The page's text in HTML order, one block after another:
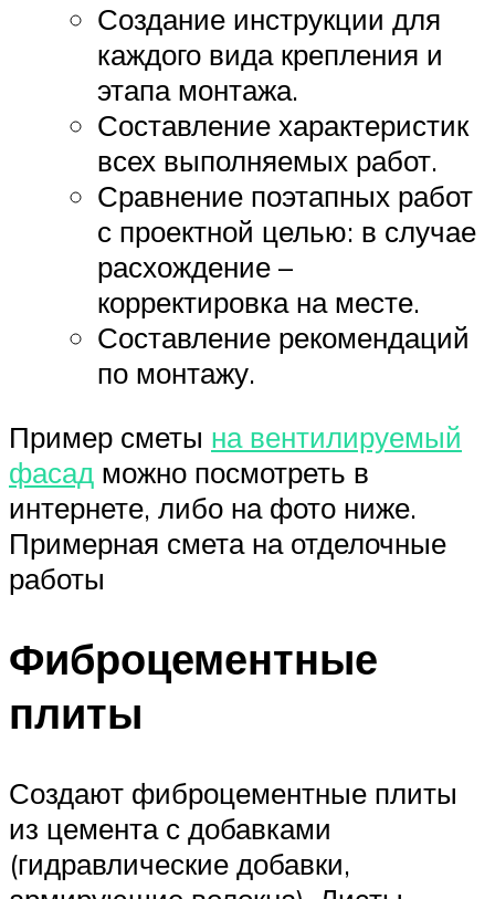
Создание инструкции для
каждого вида крепления и
этапа монтажа.
Составление характеристик
всех выполняемых работ.
Сравнение поэтапных работ
с проектной целью: в случае
расхождение –
корректировка на месте.
Составление рекомендаций
по монтажу.
Пример сметы на вентилируемый
фасад можно посмотреть в
интернете, либо на фото ниже.
Примерная смета на отделочные
работы
Фиброцементные
плиты
Создают фиброцементные плиты
из цемента с добавками
(гидравлические добавки,